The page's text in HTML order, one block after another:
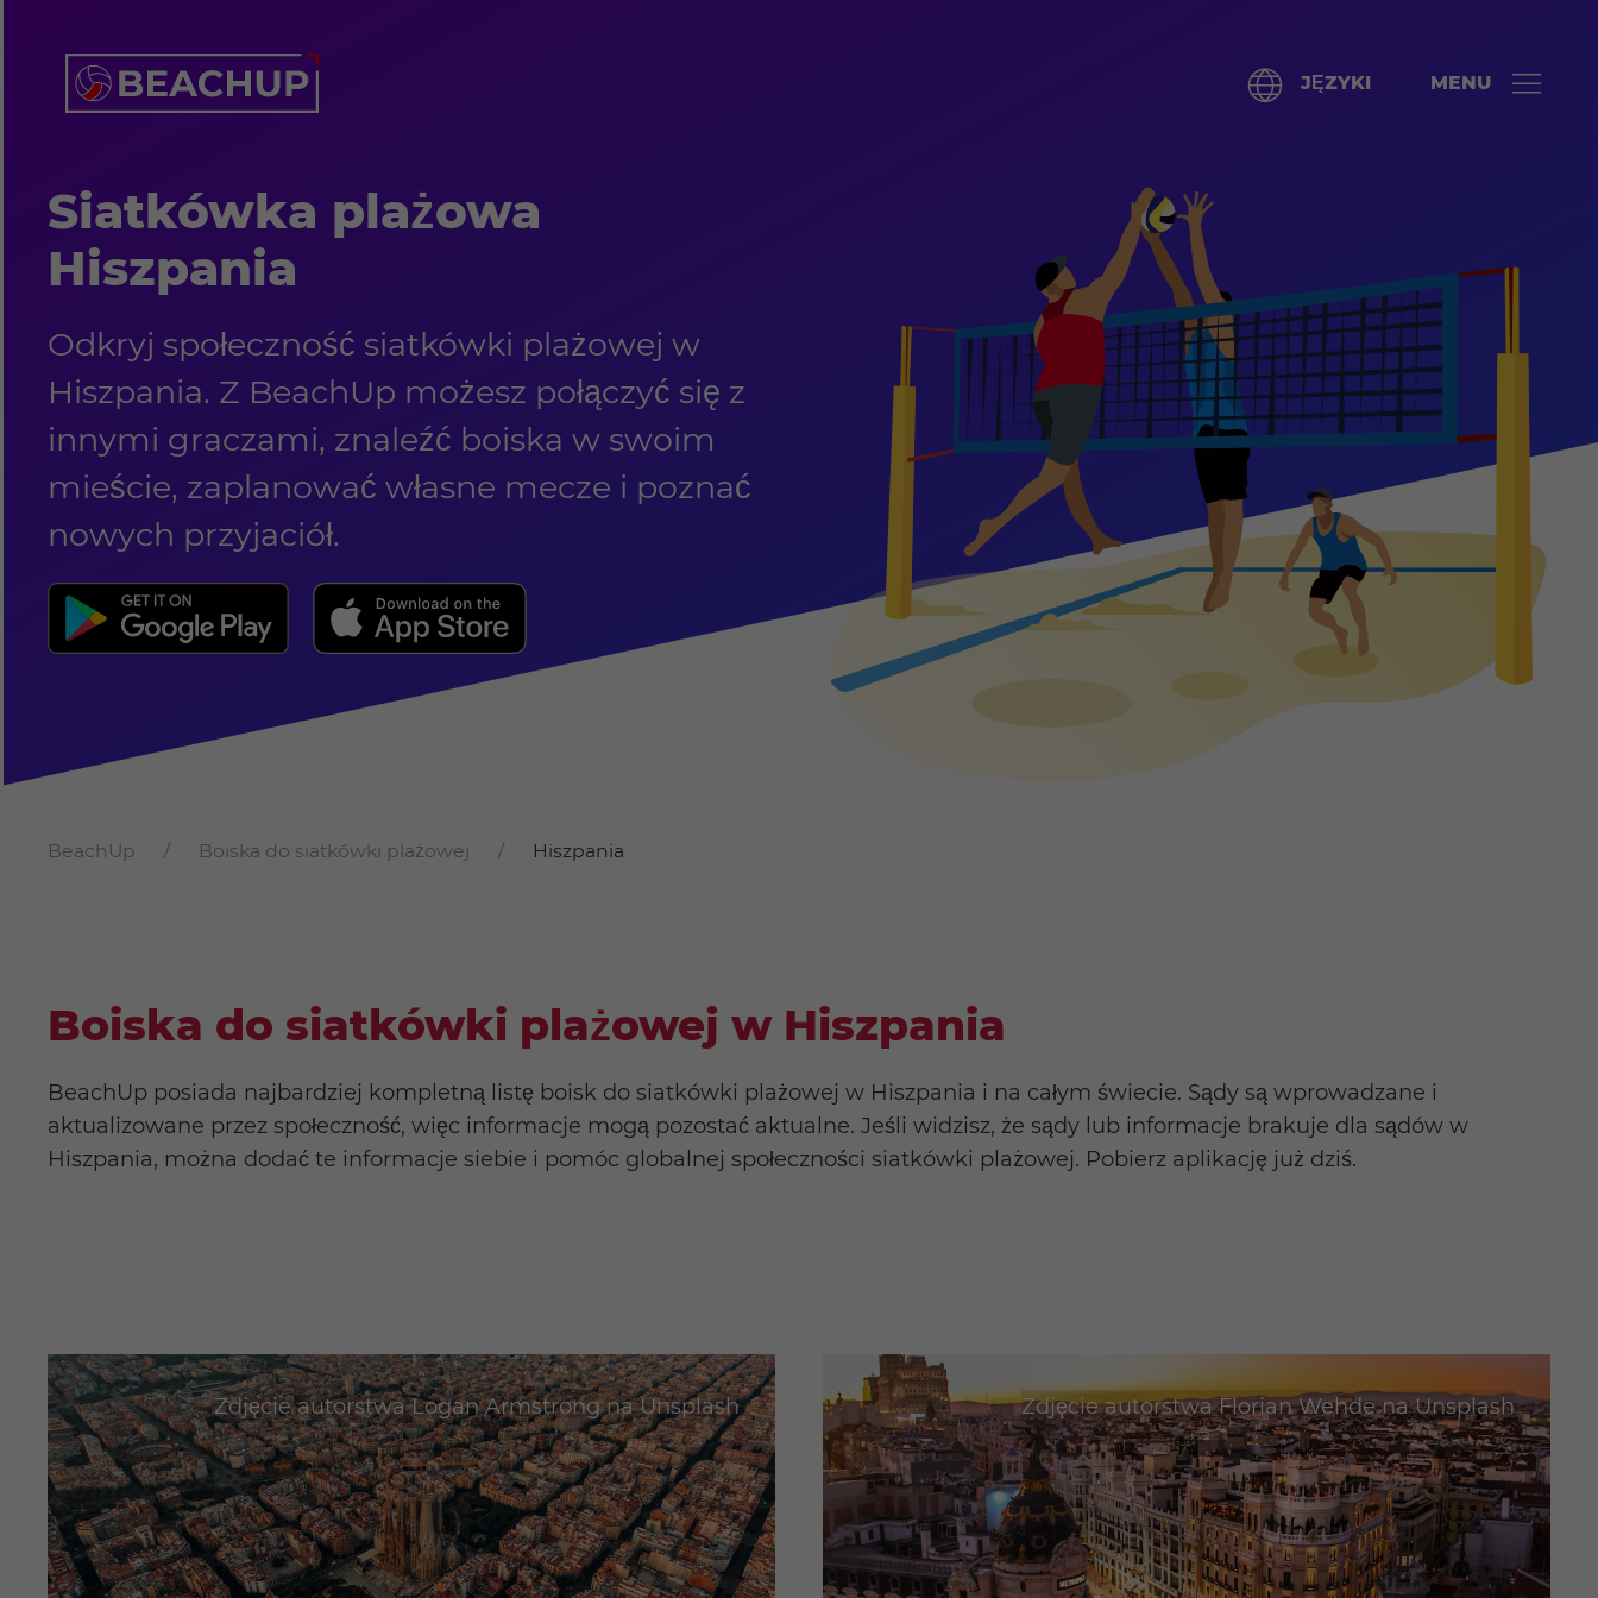
JĘZYKI MENU
Siatkówka plażowa
Hiszpania
Odkryj społeczność siatkówki plażowej w
Hiszpania. Z BeachUp możesz połączyć się z
innymi graczami, znaleźć boiska w swoim
mieście, zaplanować własne mecze i poznać
nowych przyjaciół.
BeachUp Boiska do siatkówki plażowej Hiszpania
Boiska do siatkówki plażowej w Hiszpania
BeachUp posiada najbardziej kompletną listę boisk do siatkówki plażowej w Hiszpania i na całym świecie. Sądy są wprowadzane i
aktualizowane przez społeczność, więc informacje mogą pozostać aktualne. Jeśli widzisz, że sądy lub informacje brakuje dla sądów w
Hiszpania, można dodać te informacje siebie i pomóc globalnej społeczności siatkówki plażowej. Pobierz aplikację już dziś.
Zdjęcie autorstwaLogan ArmstrongnaUnsplash Zdjęcie autorstwaFlorian WehdenaUnsplash